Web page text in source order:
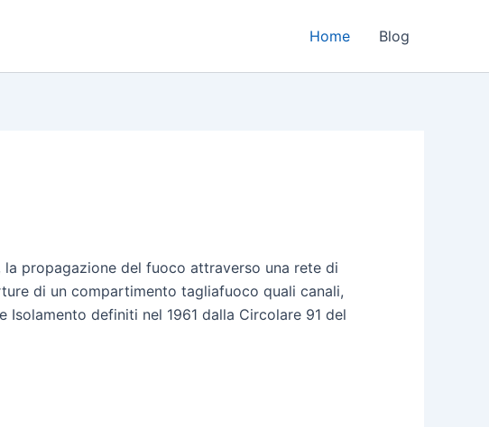
Home Blog
propagazione del fuoco attraverso una rete di
di un compartimento tagliafuoco quali canali,
Isolamento definiti nel 1961 dalla Circolare 91 del